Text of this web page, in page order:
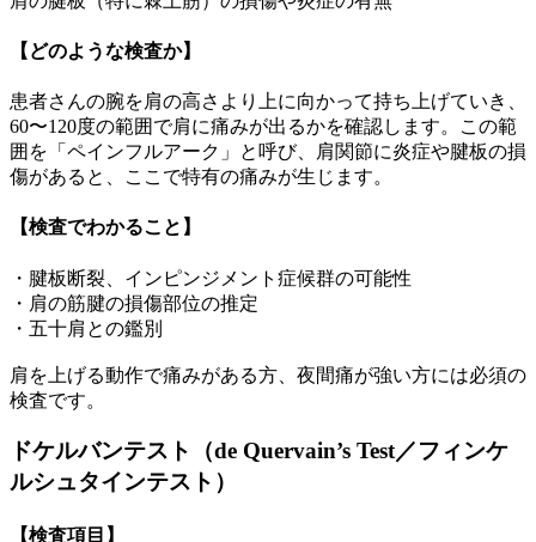
【どのような検査か】
患者さんの腕を肩の高さより上に向かって持ち上げていき、
60〜120度の範囲で肩に痛みが出るかを確認します。この範
囲を「ペインフルアーク」と呼び、肩関節に炎症や腱板の損
傷があると、ここで特有の痛みが生じます。
【検査でわかること】
・腱板断裂、インピンジメント症候群の可能性
・肩の筋腱の損傷部位の推定
・五十肩との鑑別
肩を上げる動作で痛みがある方、夜間痛が強い方には必須の
検査です。
ドケルバンテスト（de Quervain’s Test／フィンケ
ルシュタインテスト）
【検査項目】